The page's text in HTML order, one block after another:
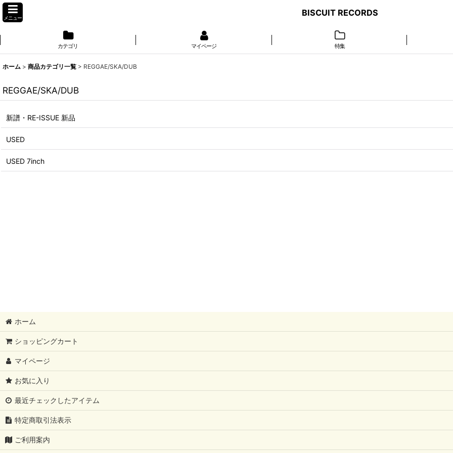
メニュー
BISCUIT RECORDS
カテゴリ マイページ 特集
ホーム > 商品カテゴリ一覧 > REGGAE/SKA/DUB
REGGAE/SKA/DUB
新譜・RE-ISSUE 新品
USED
USED 7inch
ホーム
ショッピングカート
マイページ
お気に入り
最近チェックしたアイテム
特定商取引法表示
ご利用案内